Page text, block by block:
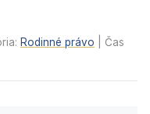
Rodinné právo
| Čas